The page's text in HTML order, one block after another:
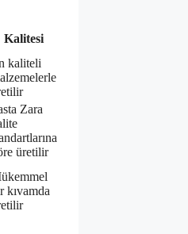
Kalitesi
kaliteli
Zara
üretilir
kıvamda